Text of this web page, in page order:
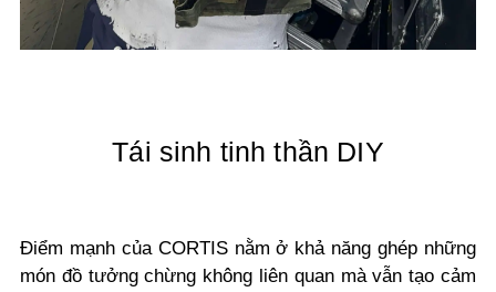
Tái sinh tinh thần DIY
Điểm mạnh của CORTIS nằm ở khả năng ghép những
món đồ tưởng chừng không liên quan mà vẫn tạo cảm